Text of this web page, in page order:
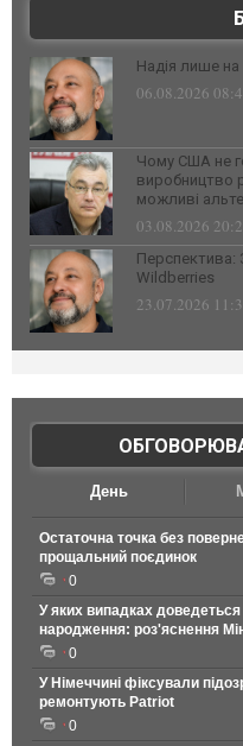
Надія лише на
06.08.2026
Чому США не
виробництво
можливі
03.08.2026
Перспектива:
Wildberries
23.07.2026
День
Остаточна точка без
прощальний поєдинок
0
У яких випадках
народження: роз'яснення
0
У Німеччині фіксували
ремонтують Patriot
0